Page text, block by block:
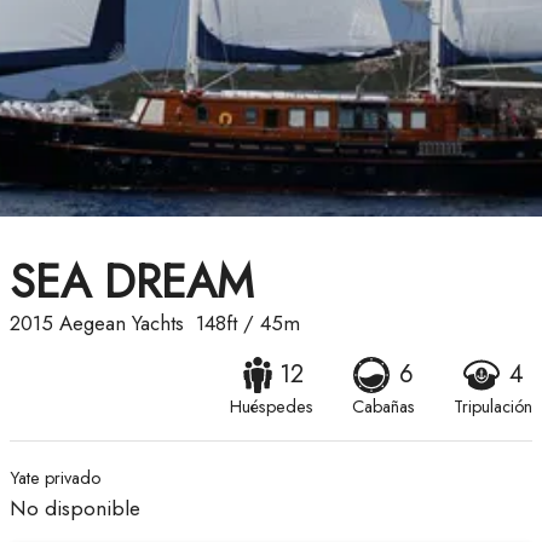
SEA DREAM
2015 Aegean Yachts 148ft/ 45m
12
Huéspedes
6
Cabañas
4
Tripulación
Yate privado
No disponible